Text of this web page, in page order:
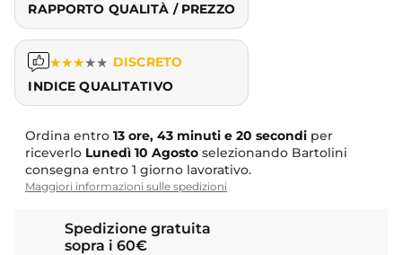
RAPPORTO QUALITÀ / PREZZO
★★★★★ DISCRETO
INDICE QUALITATIVO
Ordina entro 13 ore, 43 minuti e 19 secondiper
riceverlo Lunedì 10 Agosto selezionando Bartolini
consegna entro 1 giorno lavorativo.
Maggiori informazioni sulle spedizioni
Spedizione gratuita
sopra i 60€